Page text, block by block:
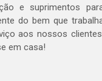
e suprimentos
do bem que
aos nossos
em casa!